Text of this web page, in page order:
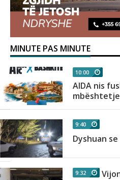
MINUTE PAS MINUTE
10:00
AIDA nis
9:40
Dyshuan
9:32